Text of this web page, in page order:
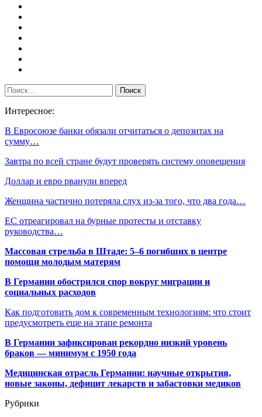
Интересное:
В Евросоюзе банки обязали отчитаться о депозитах на
сумму…
Завтра по всей стране будут проверять систему оповещения
Доллар и евро рванули вперед
Женщина частично потеряла слух из-за того, что два года…
ЕС отреагировал на бурные протесты и отставку
руководства…
Массовая стрельба в Штаде: 5–6 погибших в центре
помощи молодым матерям
В Германии обострился спор вокруг миграции и
социальных расходов
Как подготовить дом к современным технологиям: что стоит
предусмотреть еще на этапе ремонта
В Германии зафиксирован рекордно низкий уровень
браков — минимум с 1950 года
Медицинская отрасль Германии: научные открытия,
новые законы, дефицит лекарств и забастовки медиков
Рубрики